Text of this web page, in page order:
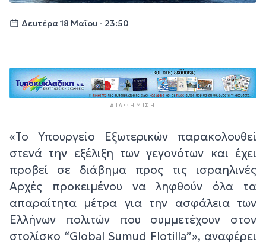
Δευτέρα 18 Μαΐου - 23:50
ΔΙΑΦΉΜΙΣΗ
«Το Υπουργείο Εξωτερικών παρακολουθεί
στενά την εξέλιξη των γεγονότων και έχει
προβεί σε διάβημα προς τις ισραηλινές
Αρχές προκειμένου να ληφθούν όλα τα
απαραίτητα μέτρα για την ασφάλεια των
Ελλήνων πολιτών που συμμετέχουν στον
στολίσκο “Global Sumud Flotilla”», αναφέρει